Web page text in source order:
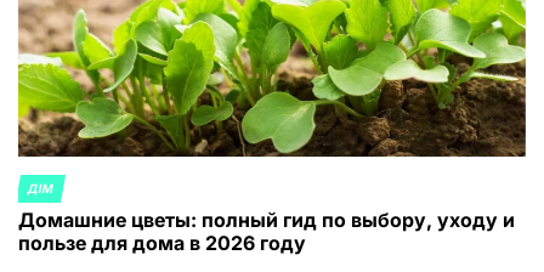
ОПУБЛИКОВАНО
В
ДІМ
Домашние цветы: полный гид по выбору, уходу и
пользе для дома в 2026 году